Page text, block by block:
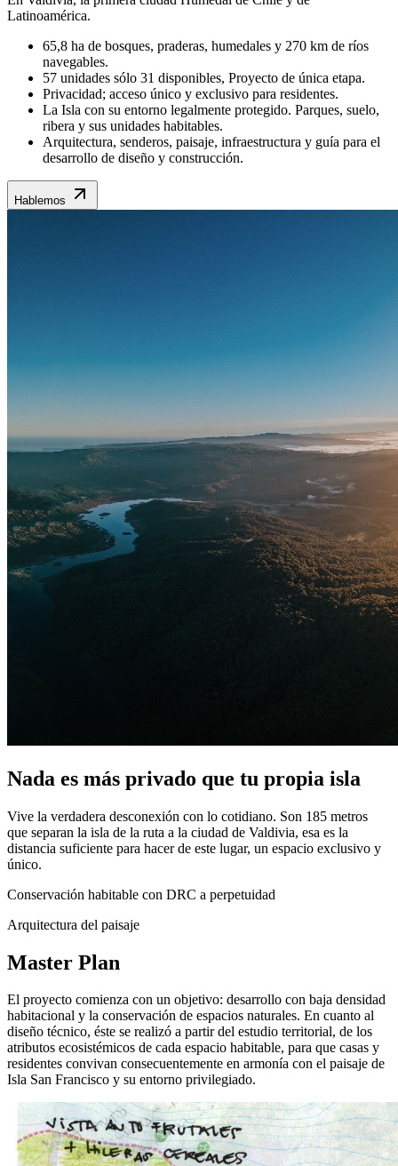
Latinoamérica.
65,8 ha de bosques, praderas, humedales y 270 km de ríos
navegables.
57 unidades sólo 31 disponibles, Proyecto de única etapa.
Privacidad; acceso único y exclusivo para residentes.
La Isla con su entorno legalmente protegido. Parques, suelo,
ribera y sus unidades habitables.
Arquitectura, senderos, paisaje, infraestructura y guía para el
desarrollo de diseño y construcción.
Hablemos
Nada es más privado que tu propia isla
Vive la verdadera desconexión con lo cotidiano. Son 185 metros
que separan la isla de la ruta a la ciudad de Valdivia, esa es la
distancia suficiente para hacer de este lugar, un espacio exclusivo y
único.
Conservación habitable con DRC a perpetuidad
Arquitectura del paisaje
Master Plan
El proyecto comienza con un objetivo: desarrollo con baja densidad
habitacional y la conservación de espacios naturales. En cuanto al
diseño técnico, éste se realizó a partir del estudio territorial, de los
atributos ecosistémicos de cada espacio habitable, para que casas y
residentes convivan consecuentemente en armonía con el paisaje de
Isla San Francisco y su entorno privilegiado.